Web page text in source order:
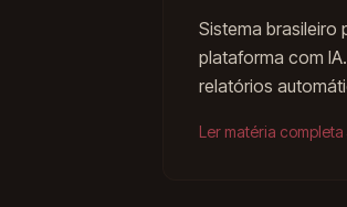
Sistema brasileiro
plataforma com
relatórios
Ler matéria completa